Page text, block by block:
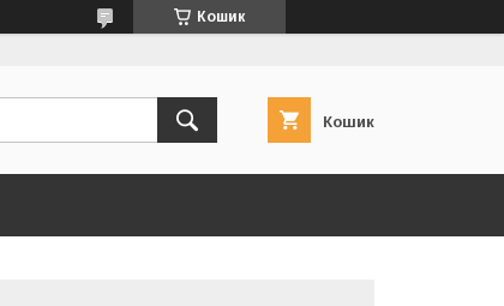
Кошик
Кошик